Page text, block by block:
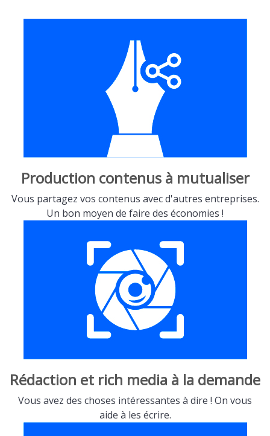
Production contenus à mutualiser
Vous partagez vos contenus avec d'autres entreprises.
Un bon moyen de faire des économies !
Rédaction et rich media à la demande
Vous avez des choses intéressantes à dire ! On vous
aide à les écrire.